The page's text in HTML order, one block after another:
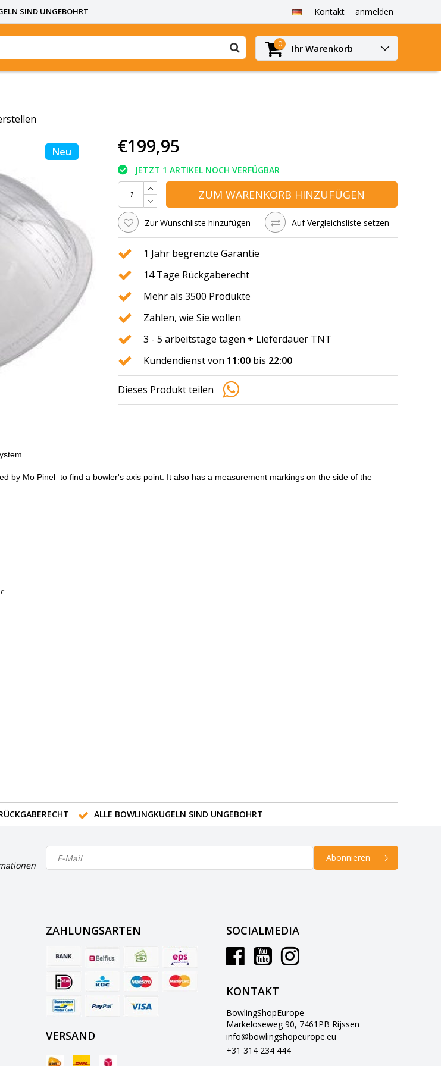
SIND UNGEBOHRT Kontakt anmelden
0 Ihr Warenkorb
Neu €199,95
JETZT 1 ARTIKEL NOCH VERFÜGBAR
ZUM WARENKORB HINZUFÜGEN
Zur Wunschliste hinzufügen Auf Vergleichsliste setzen
1 Jahr begrenzte Garantie
14 Tage Rückgaberecht
Mehr als 3500 Produkte
Zahlen, wie Sie wollen
3 - 5 arbeitstage tagen + Lieferdauer TNT
Kundendienst von 11:00 bis 22:00
Dieses Produkt teilen
by Mo Pinel to find a bowler's axis point. It also has a measurement markings on the side of the
ALLE BOWLINGKUGELN SIND UNGEBOHRT
Abonnieren
ZAHLUNGSARTEN
VERSAND
SOCIALMEDIA
KONTAKT
BowlingShopEurope
Markeloseweg 90, 7461PB Rijssen
info@bowlingshopeurope.eu
+31 314 234 444